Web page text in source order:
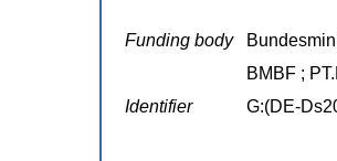
Funding body
BMBF ;
Identifier
G:(DE-